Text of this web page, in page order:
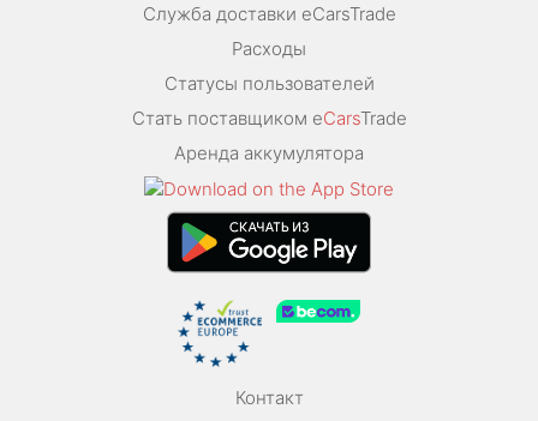
Служба доставки eCarsTrade
Расходы
Статусы пользователей
Стать поставщиком eCarsTrade
Аренда аккумулятора
Контакт